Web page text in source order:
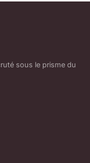
sous le prisme du